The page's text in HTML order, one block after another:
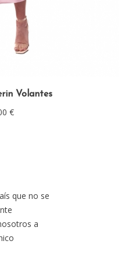
Volantes
€
que no se
a